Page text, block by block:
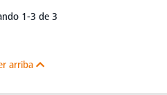
1-3 de 3
arriba